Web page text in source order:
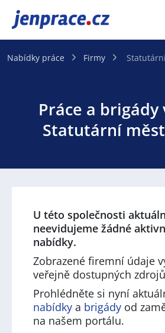
JenPráce.cz
Nabídky práce Firmy
Práce a
Statutární
U této společnosti
neevidujeme žádné
nabídky.
Zobrazené firemní údaje
veřejně dostupných
Prohlédněte si nyní
nabídky a brigády od
na našem portálu.